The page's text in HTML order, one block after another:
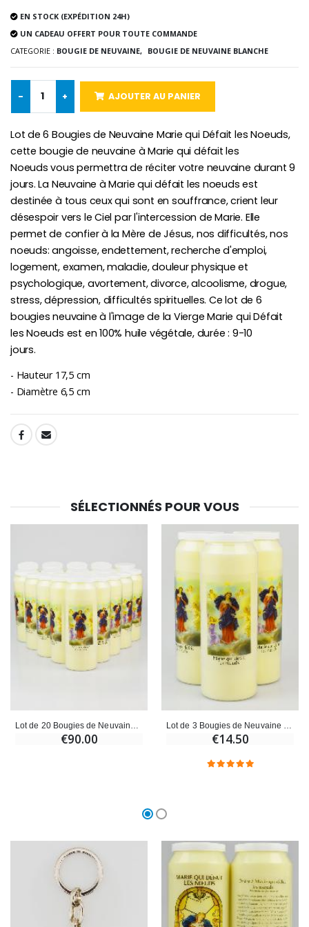
Huile d'Onction
€4.90 €23.00
EN STOCK (EXPÉDITION 24H)
UN CADEAU OFFERT POUR TOUTE COMMANDE
CATEGORIE : BOUGIE DE NEUVAINE, BOUGIE DE NEUVAINE BLANCHE
- + AJOUTER AU PANIER
Lot de 6 Bougies de Neuvaine Marie qui Défait les Noeuds,
cette bougie de neuvaine à Marie qui défait les
Noeuds vous permettra de réciter votre neuvaine durant 9
jours. La Neuvaine à Marie qui défait les noeuds est
destinée à tous ceux qui sont en souffrance, crient leur
désespoir vers le Ciel par l'intercession de Marie. Elle
permet de confier à la Mère de Jésus, nos difficultés, nos
noeuds: angoisse, endettement, recherche d'emploi,
logement, examen, maladie, douleur physique et
psychologique, avortement, divorce, alcoolisme, drogue,
stress, dépression, difficultés spirituelles. Ce lot de 6
bougies neuvaine à l'image de la Vierge Marie qui Défait
les Noeuds est en 100% huile végétale, durée : 9-10
jours.
- Hauteur 17,5 cm
- Diamètre 6,5 cm
SHARE:
SÉLECTIONNÉS POUR VOUS
€90.00 €14.50